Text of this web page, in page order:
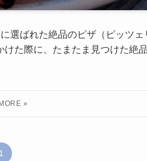
選ばれた絶品のピザ（ピッツ
た際に、たまたま見つけた絶
1